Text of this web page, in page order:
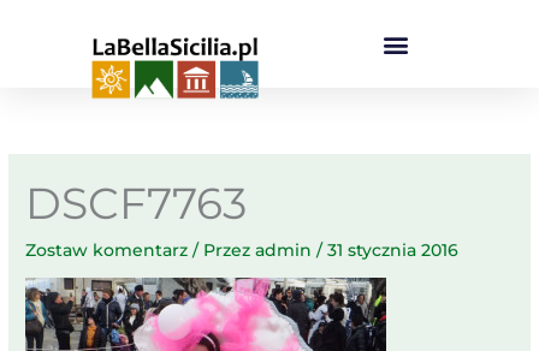
DSCF7763
Zostaw komentarz / Przezadmin/31 stycznia 2016